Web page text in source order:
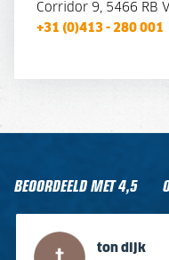
Corridor 9, 5466 RB
+31 (0)413 - 280 001
BEOORDEELD MET4,5
ton dijk
Gert van Stein
Jaap Ter Horst
Jurrien Plattel
Kees Van Leeuwen
ton dijk